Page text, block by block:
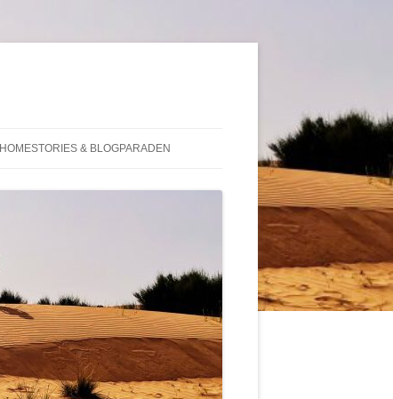
HOMESTORIES & BLOGPARADEN